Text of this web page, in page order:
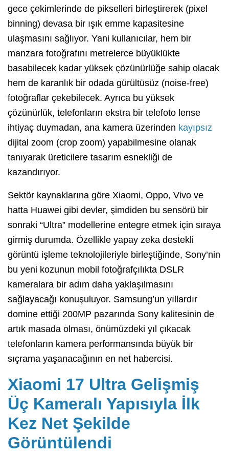
gece çekimlerinde de pikselleri birleştirerek (pixel
binning) devasa bir ışık emme kapasitesine
ulaşmasını sağlıyor. Yani kullanıcılar, hem bir
manzara fotoğrafını metrelerce büyüklükte
basabilecek kadar yüksek çözünürlüğe sahip olacak
hem de karanlık bir odada gürültüsüz (noise-free)
fotoğraflar çekebilecek. Ayrıca bu yüksek
çözünürlük, telefonların ekstra bir telefoto lense
ihtiyaç duymadan, ana kamera üzerinden kayıpsız
dijital zoom (crop zoom) yapabilmesine olanak
tanıyarak üreticilere tasarım esnekliği de
kazandırıyor.
Sektör kaynaklarına göre Xiaomi, Oppo, Vivo ve
hatta Huawei gibi devler, şimdiden bu sensörü bir
sonraki “Ultra” modellerine entegre etmek için sıraya
girmiş durumda. Özellikle yapay zeka destekli
görüntü işleme teknolojileriyle birleştiğinde, Sony’nin
bu yeni kozunun mobil fotoğrafçılıkta DSLR
kameralara bir adım daha yaklaşılmasını
sağlayacağı konuşuluyor. Samsung’un yıllardır
domine ettiği 200MP pazarında Sony kalitesinin de
artık masada olması, önümüzdeki yıl çıkacak
telefonların kamera performansında büyük bir
sıçrama yaşanacağının en net habercisi.
Xiaomi 17 Ultra Gelişmiş
Üç Kameralı Yapısıyla İlk
Kez Net Şekilde
Görüntülendi